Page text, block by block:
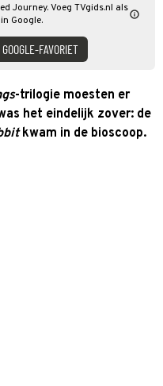
Journey. Voeg TVgids.nl als
Google.
FAVORIET
-trilogie moesten er
het eindelijk zover: de
kwam in de bioscoop.